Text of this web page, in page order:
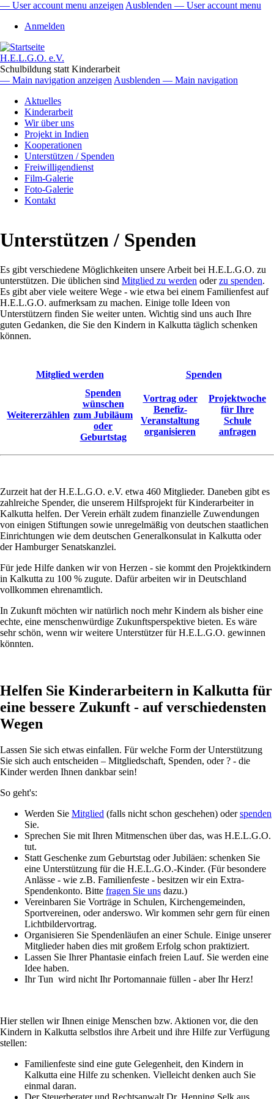
Direkt
Inhalt
User
menu
— User account menu anzeigen Ausblenden — User account menu
Anmelden
H.E.L.G.O. e.V.
Schulbildung statt Kinderarbeit
Main
navigation
— Main navigation anzeigen Ausblenden — Main navigation
Aktuelles
Kinderarbeit
Wir über uns
Projekt in Indien
Kooperationen
Unterstützen / Spenden
Freiwilligendienst
Film-Galerie
Foto-Galerie
Kontakt
Unterstützen / Spenden
Es gibt verschiedene Möglichkeiten unsere Arbeit bei H.E.L.G.O. zu
unterstützen. Die üblichen sind Mitglied zu werden oderzu spenden.
Es gibt aber viele weitere Wege - wie etwa bei einem Familienfest auf
H.E.L.G.O. aufmerksam zu machen. Einige tolle Ideen von
Unterstützern finden Sie weiter unten. Wichtig sind uns auch Ihre
guten Gedanken, die Sie den Kindern in Kalkutta täglich schenken
können.
Mitglied werden Spenden
Weitererzählen
Spenden
wünschen
zum Jubiläum
oder
Geburtstag
Vortrag oder
Benefiz-
Veranstaltung
organisieren
Projektwoche
für Ihre
Schule
anfragen
Zurzeit hat der H.E.L.G.O. e.V. etwa 460 Mitglieder. Daneben gibt es
zahlreiche Spender, die unserem Hilfsprojekt für Kinderarbeiter in
Kalkutta helfen. Der Verein erhält zudem finanzielle Zuwendungen
von einigen Stiftungen sowie unregelmäßig von deutschen staatlichen
Einrichtungen wie dem deutschen Generalkonsulat in Kalkutta oder
der Hamburger Senatskanzlei.
Für jede Hilfe danken wir von Herzen - sie kommt den Projektkindern
in Kalkutta zu 100 % zugute. Dafür arbeiten wir in Deutschland
vollkommen ehrenamtlich.
In Zukunft möchten wir natürlich noch mehr Kindern als bisher eine
echte, eine menschenwürdige Zukunftsperspektive bieten. Es wäre
sehr schön, wenn wir weitere Unterstützer für H.E.L.G.O. gewinnen
könnten.
Helfen Sie Kinderarbeitern in Kalkutta für
eine bessere Zukunft - auf verschiedensten
Wegen
Lassen Sie sich etwas einfallen. Für welche Form der Unterstützung
Sie sich auch entscheiden – Mitgliedschaft, Spenden, oder ? - die
Kinder werden Ihnen dankbar sein!
So geht's:
Werden Sie Mitglied (falls nicht schon geschehen) oderspenden
Sie.
Sprechen Sie mit Ihren Mitmenschen über das, was H.E.L.G.O.
tut.
Statt Geschenke zum Geburtstag oder Jubiläen: schenken Sie
eine Unterstützung für die H.E.L.G.O.-Kinder. (Für besondere
Anlässe - wie z.B. Familienfeste - besitzen wir ein Extra-
Spendenkonto. Bitte fragen Sie uns dazu.)
Vereinbaren Sie Vorträge in Schulen, Kirchengemeinden,
Sportvereinen, oder anderswo. Wir kommen sehr gern für einen
Lichtbildervortrag.
Organisieren Sie Spendenläufen an einer Schule. Einige unserer
Mitglieder haben dies mit großem Erfolg schon praktiziert.
Lassen Sie Ihrer Phantasie einfach freien Lauf. Sie werden eine
Idee haben.
Ihr Tun wird nicht Ihr Portomannaie füllen - aber Ihr Herz!
Hier stellen wir Ihnen einige Menschen bzw. Aktionen vor, die den
Kindern in Kalkutta selbstlos ihre Arbeit und ihre Hilfe zur Verfügung
stellen:
Familienfeste sind eine gute Gelegenheit, den Kindern in
Kalkutta eine Hilfe zu schenken. Vielleicht denken auch Sie
einmal daran.
Der Steuerberater und Rechtsanwalt Dr. Henning Selk aus